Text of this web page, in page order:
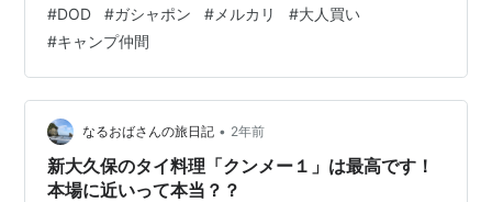
に！！！！と そして、彼女は何故かそのストーリーで 沖
縄の店舗のスクショを掲示。笑 うむ。。。これは行かね
ば！！！！ となり、回しに行ったところです。 サクッと
結果を述べると 11回目にして１セット揃いました！ で、
あとBが出れば２セットコンプリート！✨ コンプリー…
#DOD #ガシャポン # メルカリ #大人買い
#キャンプ仲間
なるおばさんの旅日記 • 2年前
新大久保のタイ料理「クンメー１」は最高です！
本場に近いって本当？？